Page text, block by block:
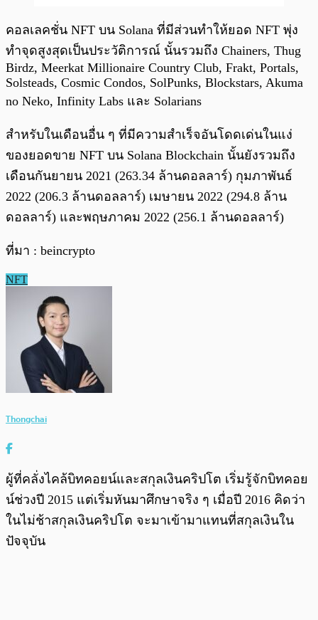
คอลเลคชั่น NFT บน Solana ที่มีส่วนทำให้ยอด NFT พุ่ง
ทำจุดสูงสุดเป็นประวัติการณ์ นั้นรวมถึง Chainers, Thug
Birdz, Meerkat Millionaire Country Club, Frakt, Portals,
Solsteads, Cosmic Condos, SolPunks, Blockstars, Akuma
no Neko, Infinity Labs และ Solarians
สำหรับในเดือนอื่น ๆ ที่มีความสำเร็จอันโดดเด่นในแง่
ของยอดขาย NFT บน Solana Blockchain นั้นยังรวมถึง
เดือนกันยายน 2021 (263.34 ล้านดอลลาร์) กุมภาพันธ์
2022 (206.3 ล้านดอลลาร์) เมษายน 2022 (294.8 ล้าน
ดอลลาร์) และพฤษภาคม 2022 (256.1 ล้านดอลลาร์)
ที่มา : beincrypto
NFT
Thongchai
ผู้ที่คลั่งไคล้บิทคอยน์และสกุลเงินคริปโต เริ่มรู้จักบิทคอย
น์ช่วงปี 2015 แต่เริ่มหันมาศึกษาจริง ๆ เมื่อปี 2016 คิดว่า
ในไม่ช้าสกุลเงินคริปโต จะมาเข้ามาแทนที่สกุลเงินใน
ปัจจุบัน